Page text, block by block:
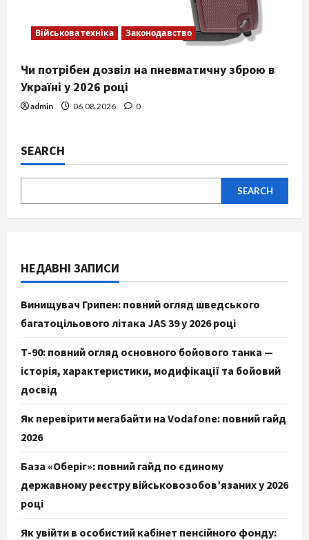
Військова техніка Законодавство
Чи потрібен дозвіл на пневматичну зброю в
Україні у 2026 році
admin 06.08.2026 0
SEARCH
SEARCH
НЕДАВНІ ЗАПИСИ
Винищувач Грипен: повний огляд шведського
багатоцільового літака JAS 39 у 2026 році
Т-90: повний огляд основного бойового танка —
історія, характеристики, модифікації та бойовий
досвід
Як перевірити мегабайти на Vodafone: повний гайд
2026
База «Оберіг»: повний гайд по єдиному
державному реєстру військовозобов’язаних у 2026
році
Як увійти в особистий кабінет пенсійного фонду: